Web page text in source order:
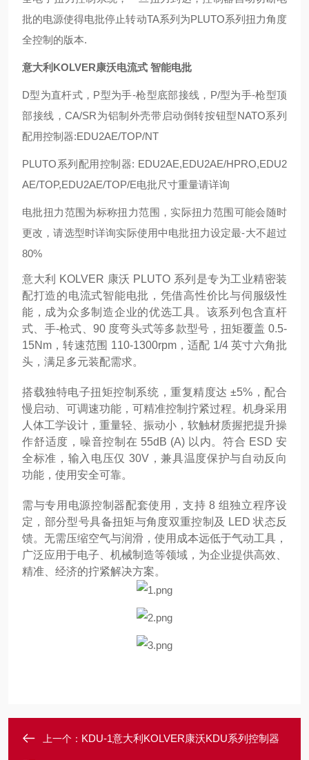
批的电源使得电批停止转动TA系列为PLUTO系列扭力角度
全控制的版本.
意大利KOLVER康沃电流式 智能电批
D型为直杆式，P型为手-枪型底部接线，P/型为手-枪型顶
部接线，CA/SR为铝制外壳带启动倒转按钮型NATO系列
配用控制器:EDU2AE/TOP/NT
PLUTO系列配用控制器: EDU2AE,EDU2AE/HPRO,EDU2
AE/TOP,EDU2AE/TOP/E电批尺寸重量请详询
电批扭力范围为标称扭力范围，实际扭力范围可能会随时
更改，请选型时详询实际使用中电批扭力设定最-大不超过
80%
意大利 KOLVER 康沃 PLUTO 系列是专为工业精密装
配打造的电流式智能电批，凭借高性价比与伺服级性
能，成为众多制造企业的优选工具。该系列包含直杆
式、手-枪式、90 度弯头式等多款型号，扭矩覆盖 0.5-
15Nm，转速范围 110-1300rpm，适配 1/4 英寸六角批
头，满足多元装配需求。
搭载独特电子扭矩控制系统，重复精度达 ±5%，配合
慢启动、可调速功能，可精准控制拧紧过程。机身采用
人体工学设计，重量轻、振动小，软触材质握把提升操
作舒适度，噪音控制在 55dB (A) 以内。符合 ESD 安
全标准，输入电压仅 30V，兼具温度保护与自动反向
功能，使用安全可靠。
需与专用电源控制器配套使用，支持 8 组独立程序设
定，部分型号具备扭矩与角度双重控制及 LED 状态反
馈。无需压缩空气与润滑，使用成本远低于气动工具，
广泛应用于电子、机械制造等领域，为企业提供高效、
精准、经济的拧紧解决方案。
上一个： KDU-1意大利KOLVER康沃KDU系列控制器